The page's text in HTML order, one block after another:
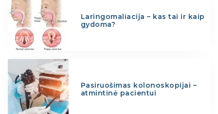
Laringomaliacija – kas tai ir kaip
gydoma?
Pasiruošimas kolonoskopijai –
atmintinė pacientui